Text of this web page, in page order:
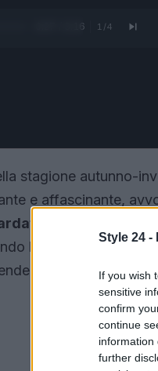
Style 24 -
If you wish
sensitive
confirm
continue
information
further
0:28 / 3:16 1 /4
stagione autunno-
e affascinante,
le regole di questa